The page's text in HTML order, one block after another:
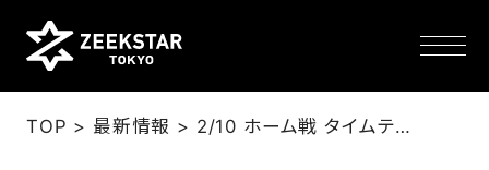
TOP > 最新情報 > 2/10 ホーム戦 タイムテーブル、来場者プレゼント、物販、イベント等のお知らせ(2/9更新)